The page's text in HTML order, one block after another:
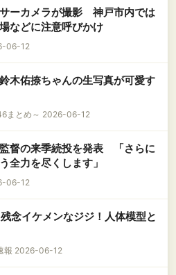
ーカメラが撮影 神戸市内では
などに注意呼びかけ
06-12
木佑捺ちゃんの生写真が可愛す
まとめ～ 2026-06-12
督の来季続投を発表 「さらに
全力を尽くします」
06-12
残念イケメンなジジ！人体模型と
報 2026-06-12